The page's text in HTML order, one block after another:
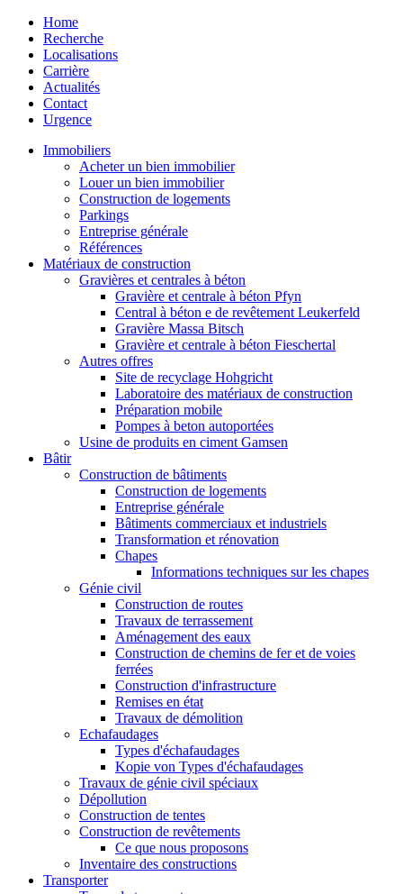
Home
Recherche
Localisations
Carrière
Actualités
Contact
Urgence
Immobiliers
Acheter un bien immobilier
Louer un bien immobilier
Construction de logements
Parkings
Entreprise générale
Références
Matériaux de construction
Gravières et centrales à béton
Gravière et centrale à béton Pfyn
Central à béton e de revêtement Leukerfeld
Gravière Massa Bitsch
Gravière et centrale à béton Fieschertal
Autres offres
Site de recyclage Hohgricht
Laboratoire des matériaux de construction
Préparation mobile
Pompes à beton autoportées
Usine de produits en ciment Gamsen
Bâtir
Construction de bâtiments
Construction de logements
Entreprise générale
Bâtiments commerciaux et industriels
Transformation et rénovation
Chapes
Informations techniques sur les chapes
Génie civil
Construction de routes
Travaux de terrassement
Aménagement des eaux
Construction de chemins de fer et de voies
ferrées
Construction d'infrastructure
Remises en état
Travaux de démolition
Echafaudages
Types d'échafaudages
Kopie von Types d'échafaudages
Travaux de génie civil spéciaux
Dépollution
Construction de tentes
Construction de revêtements
Ce que nous proposons
Inventaire des constructions
Transporter